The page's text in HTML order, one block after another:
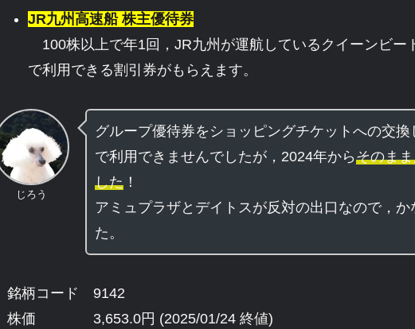
JR九州高速船 株主優待券
100株以上で年1回，JR九州が運航しているクイーンビー
で利用できる割引券がもらえます。
じろう
グループ優待券をショッピングチケットへの交
で利用できませんでしたが，2024年からそのま
した ！
アミュプラザとデイトスが反対の出口なので，
た。
銘柄コード 9142
株価 3,653.0円 (2025/01/24 終値)